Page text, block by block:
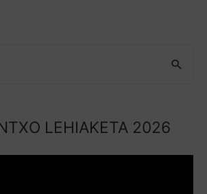
LEHIAKETA 2026